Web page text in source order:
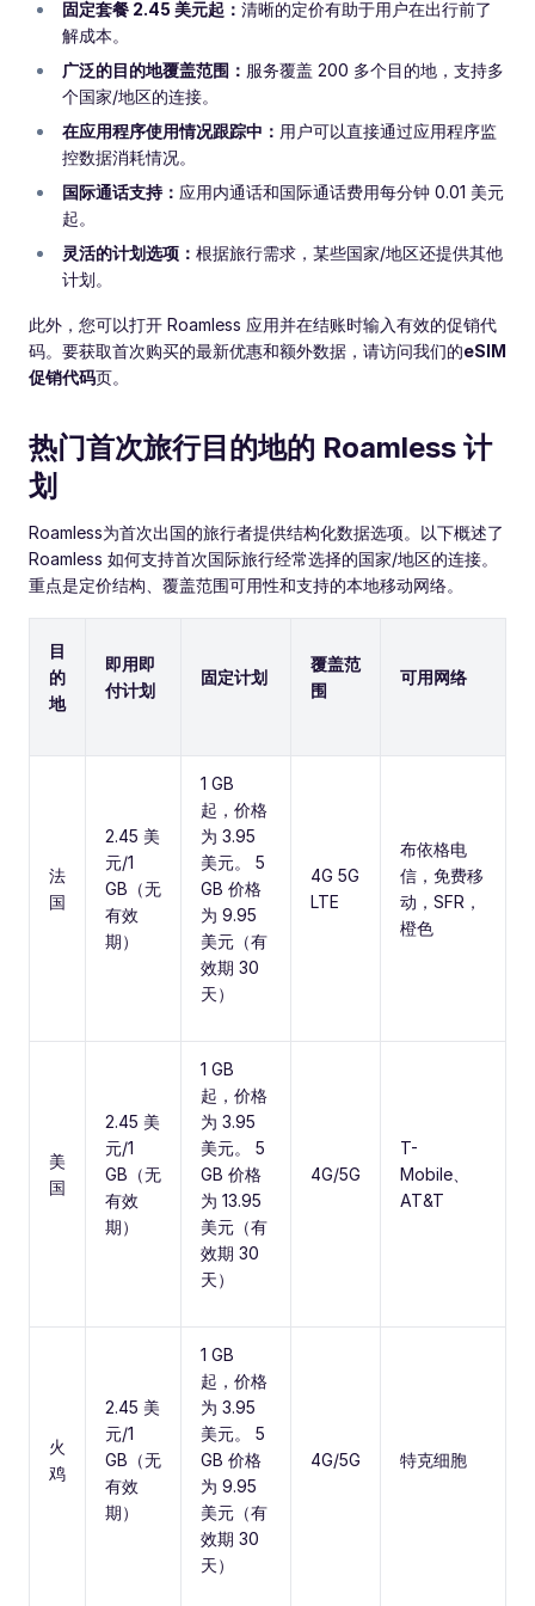
固定套餐 2.45 美元起： 清晰的定价有助于用户在出行前了
解成本。
广泛的目的地覆盖范围： 服务覆盖 200 多个目的地，支持多
个国家/地区的连接。
在应用程序使用情况跟踪中： 用户可以直接通过应用程序监
控数据消耗情况。
国际通话支持： 应用内通话和国际通话费用每分钟 0.01 美元
起。
灵活的计划选项： 根据旅行需求，某些国家/地区还提供其他
计划。
此外，您可以打开 Roamless 应用并在结账时输入有效的促销代
码。要获取首次购买的最新优惠和额外数据，请访问我们的eSIM
促销代码页。
热门首次旅行目的地的 Roamless 计
划
Roamless为首次出国的旅行者提供结构化数据选项。以下概述了
Roamless 如何支持首次国际旅行经常选择的国家/地区的连接。
重点是定价结构、覆盖范围可用性和支持的本地移动网络。
目
的
地
即用即
付计划
固定计划
覆盖范
围
可用网络
法
国
2.45 美
元/1
GB（无
有效
期）
1 GB
起，价格
为 3.95
美元。 5
GB 价格
为 9.95
美元（有
效期 30
天）
4G 5G
LTE
布依格电
信，免费移
动，SFR，
橙色
美
国
2.45 美
元/1
GB（无
有效
期）
1 GB
起，价格
为 3.95
美元。 5
GB 价格
为 13.95
美元（有
效期 30
天）
4G/5G
T-
Mobile、
AT&T
火
鸡
2.45 美
元/1
GB（无
有效
期）
1 GB
起，价格
为 3.95
美元。 5
GB 价格
为 9.95
美元（有
效期 30
天）
4G/5G 特克细胞